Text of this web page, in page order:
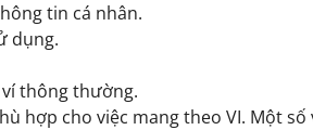
tin cá nhân.
dụng.
thông thường.
hợp cho việc mang theo VI. Một số